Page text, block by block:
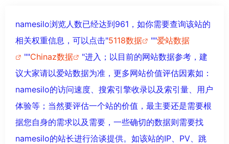
namesilo浏览人数已经达到961，如你需要查询该站的
相关权重信息，可以点击"5118数据 ""爱站数据
""Chinaz数据
"进入；以目前的网站数据参考，建
议大家请以爱站数据为准，更多网站价值评估因素如：
namesilo的访问速度、搜索引擎收录以及索引量、用户
体验等；当然要评估一个站的价值，最主要还是需要根
据您自身的需求以及需要，一些确切的数据则需要找
namesilo的站长进行洽谈提供。如该站的IP、PV、跳